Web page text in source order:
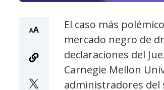
El caso más
mercado negro de
declaraciones del
Carnegie Mellon
administradores del